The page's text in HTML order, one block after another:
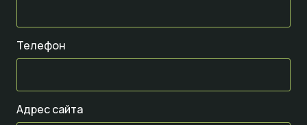
Телефон
Адрес сайта